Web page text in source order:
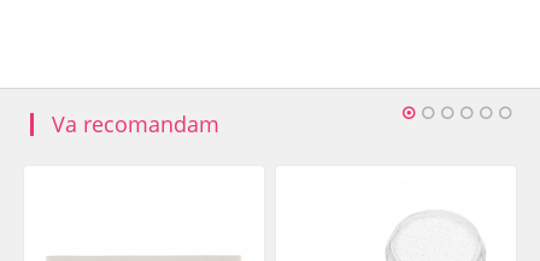
Va recomandam